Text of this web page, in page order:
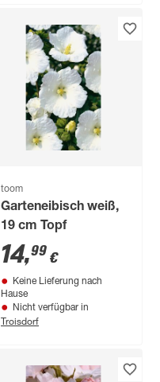
toom
Garteneibisch weiß,
19 cm Topf
14,99 €
Keine Lieferung nach
Hause
Nicht verfügbar in
Troisdorf